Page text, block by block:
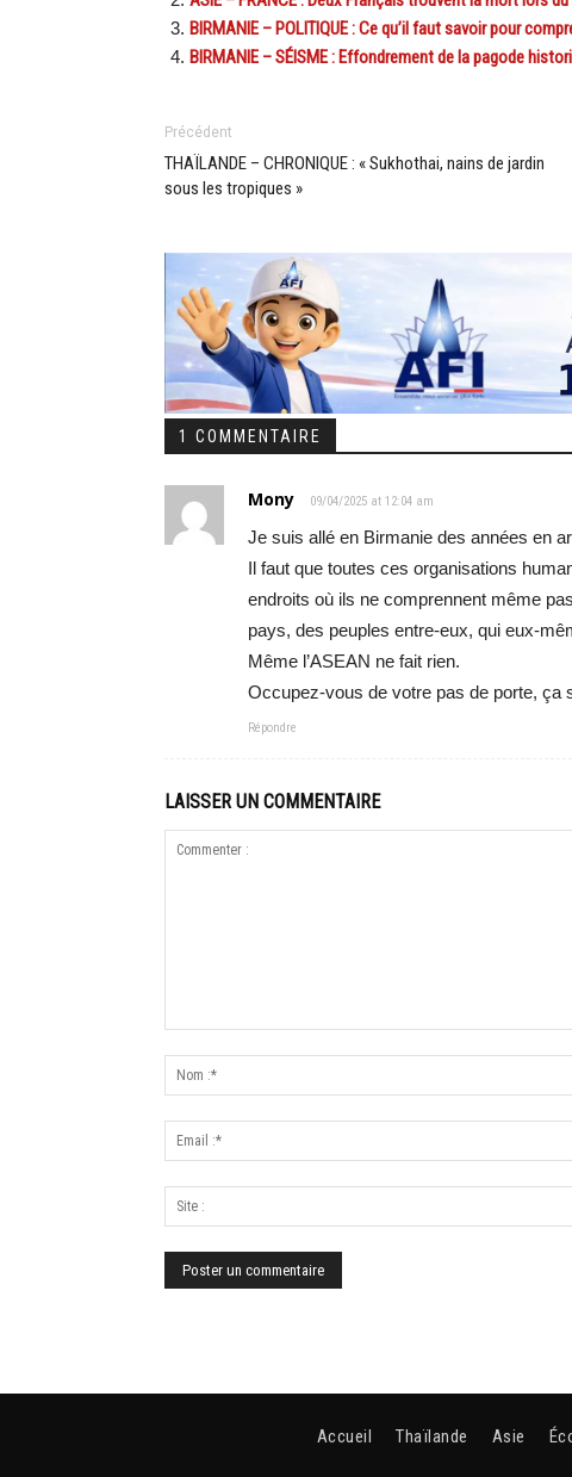
BIRMANIE – POLITIQUE : Ce qu’il faut savoir pour
BIRMANIE – SÉISME : Effondrement de la pagode
Précédent
THAÏLANDE – CHRONIQUE : « Sukhothai, nains de jardin
sous les tropiques »
1 COMMENTAIRE
Mony 09/04/2025 at 12:04 am
Je suis allé en Birmanie des années en
Il faut que toutes ces organisations
endroits où ils ne comprennent même
pays, des peuples entre-eux, qui eux-
Même l’ASEAN ne fait rien.
Occupez-vous de votre pas de porte, ça
Répondre
LAISSER UN COMMENTAIRE
Accueil Thaïlande Asie